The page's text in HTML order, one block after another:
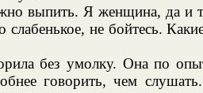
выпить. Я женщина, да и
не бойтесь.
без умолку. Она по
говорить, чем